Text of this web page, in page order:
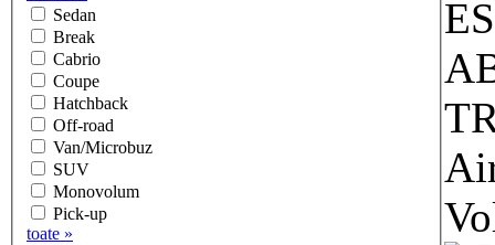
Sedan
Break
Cabrio
Coupe
Hatchback
Off-road
Van/Microbuz
SUV
Monovolum
Pick-up
toate »